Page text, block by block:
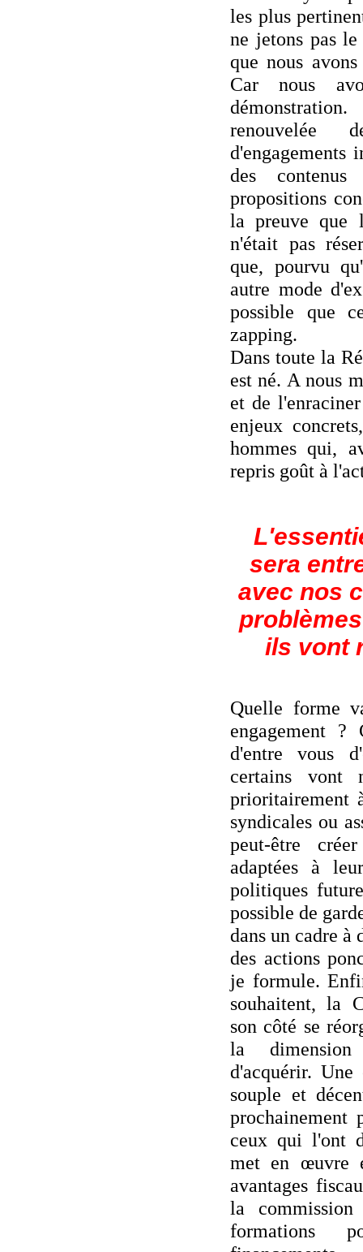
les plus
ne jetons pas
que nous
Car nous
d'engagements
des
propositions
la preuve que
n'était pas
que, pourvu
autre mode
possible que
zapping.
Dans toute la
est né. A nous
et de
enjeux
hommes qui,
repris goût à
sera
avec nos
ils vont
Quelle forme
engagement ?
d'entre vous
certains vont
prioritairement
syndicales ou
peut-être
adaptées à
politiques
possible de
dans un cadre à
des actions
je formule.
souhaitent, la
son côté se
la
d'acquérir. Une
souple et
prochainement
ceux qui l'ont
met en œuvre
avantages
la
formations